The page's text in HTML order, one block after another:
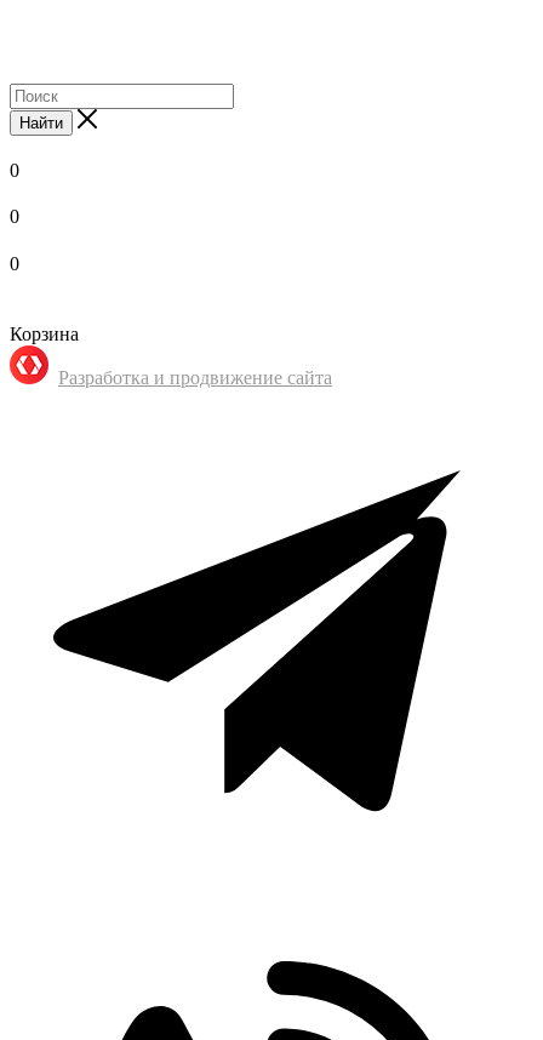
Найти
0
0
0
Корзина
Разработка и продвижение сайта